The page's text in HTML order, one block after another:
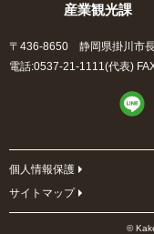
産業観光課
〒436-8650 静岡県掛川市
電話:0537-21-1111(代表)
個人情報保護
サイトマップ
©